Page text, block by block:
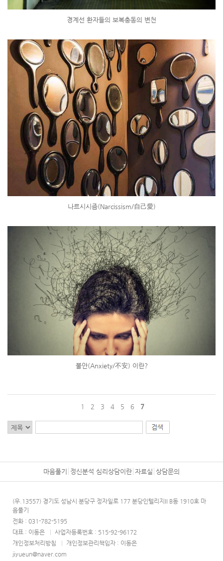
경계선 환자들의 보복충동의 변천
나르시시즘(Narcissism/自己愛)
불안(Anxiety/不安) 이란?
1 2 3 4 5 6 7
마음풀기 정신분석 심리상담이란 자료실 상담문의
(우.13557) 경기도 성남시 분당구 정자일로 177 분당인텔리지II B동 1910호 마
음풀기
전화 : 031-782-5195
대표 : 이동은
사업자등록번호 : 515-92-96172
개인정보처리방침
개인정보관리책임자 : 이동은
jiyueun@naver.com